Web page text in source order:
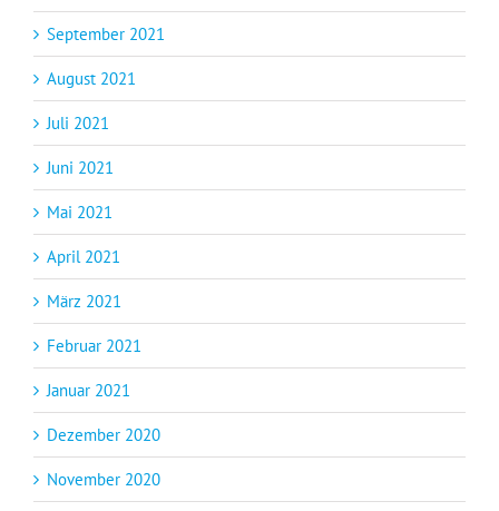
September 2021
August 2021
Juli 2021
Juni 2021
Mai 2021
April 2021
März 2021
Februar 2021
Januar 2021
Dezember 2020
November 2020